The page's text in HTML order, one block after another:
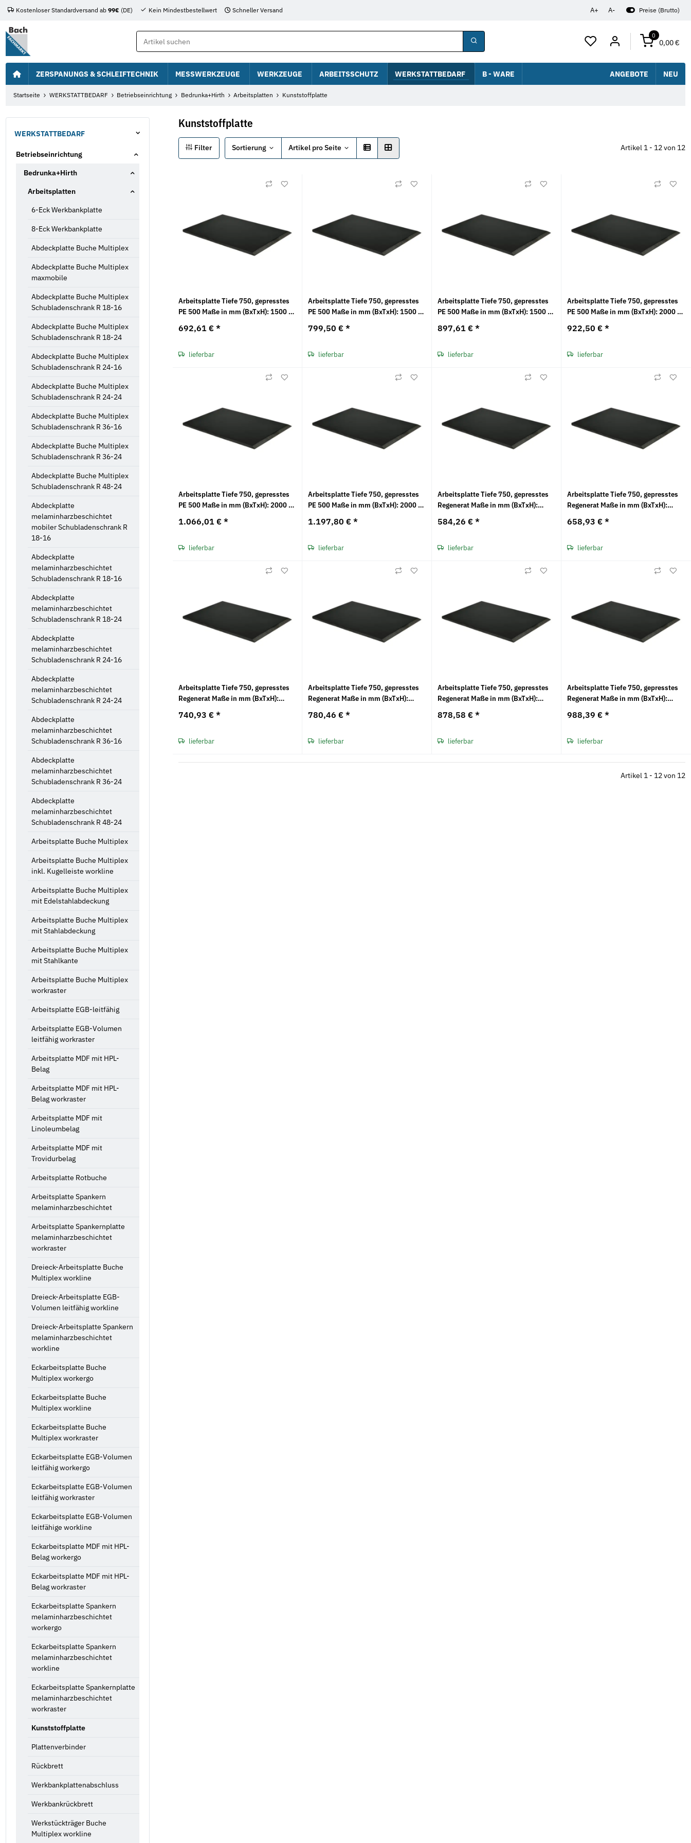
A+ A- Preise (Brutto)
Kostenloser Standardversand ab 99€ (DE) Kein Mindestbestellwert Schneller Versand
0
0,00 €
ZERSPANUNGS & SCHLEIFTECHNIK MESSWERKZEUGE WERKZEUGE ARBEITSSCHUTZ WERKSTATTBEDARF B - WARE ANGEBOTE NEU
Startseite WERKSTATTBEDARF Betriebseinrichtung Bedrunka+Hirth Arbeitsplatten Kunststoffplatte
Kunststoffplatte
Filter Sortierung Artikel pro Seite Artikel 1 - 12 von 12
Arbeitsplatte Tiefe 750, gepresstes
PE 500 Maße in mm (BxTxH): 1500 x
692,61 €*
lieferbar
Arbeitsplatte Tiefe 750, gepresstes
PE 500 Maße in mm (BxTxH): 1500 x
799,50 €*
lieferbar
Arbeitsplatte Tiefe 750, gepresstes
PE 500 Maße in mm (BxTxH): 1500 x
897,61 €*
lieferbar
Arbeitsplatte Tiefe 750, gepresstes
PE 500 Maße in mm (BxTxH): 2000 x
922,50 €*
lieferbar
Arbeitsplatte Tiefe 750, gepresstes
PE 500 Maße in mm (BxTxH): 2000 x
1.066,01 €*
lieferbar
Arbeitsplatte Tiefe 750, gepresstes
PE 500 Maße in mm (BxTxH): 2000 x
1.197,80 €*
lieferbar
Arbeitsplatte Tiefe 750, gepresstes
Regenerat Maße in mm (BxTxH):
584,26 €*
lieferbar
Arbeitsplatte Tiefe 750, gepresstes
Regenerat Maße in mm (BxTxH):
658,93 €*
lieferbar
Arbeitsplatte Tiefe 750, gepresstes
Regenerat Maße in mm (BxTxH):
740,93 €*
lieferbar
Arbeitsplatte Tiefe 750, gepresstes
Regenerat Maße in mm (BxTxH):
780,46 €*
lieferbar
Arbeitsplatte Tiefe 750, gepresstes
Regenerat Maße in mm (BxTxH):
878,58 €*
lieferbar
Arbeitsplatte Tiefe 750, gepresstes
Regenerat Maße in mm (BxTxH):
988,39 €*
lieferbar
Artikel 1 - 12 von 12
WERKSTATTBEDARF
Betriebseinrichtung
Bedrunka+Hirth
Arbeitsplatten
6-Eck Werkbankplatte
8-Eck Werkbankplatte
Abdeckplatte Buche Multiplex
Abdeckplatte Buche Multiplex
maxmobile
Abdeckplatte Buche Multiplex
Schubladenschrank R 18-16
Abdeckplatte Buche Multiplex
Schubladenschrank R 18-24
Abdeckplatte Buche Multiplex
Schubladenschrank R 24-16
Abdeckplatte Buche Multiplex
Schubladenschrank R 24-24
Abdeckplatte Buche Multiplex
Schubladenschrank R 36-16
Abdeckplatte Buche Multiplex
Schubladenschrank R 36-24
Abdeckplatte Buche Multiplex
Schubladenschrank R 48-24
Abdeckplatte
melaminharzbeschichtet
mobiler Schubladenschrank R
18-16
Abdeckplatte
melaminharzbeschichtet
Schubladenschrank R 18-16
Abdeckplatte
melaminharzbeschichtet
Schubladenschrank R 18-24
Abdeckplatte
melaminharzbeschichtet
Schubladenschrank R 24-16
Abdeckplatte
melaminharzbeschichtet
Schubladenschrank R 24-24
Abdeckplatte
melaminharzbeschichtet
Schubladenschrank R 36-16
Abdeckplatte
melaminharzbeschichtet
Schubladenschrank R 36-24
Abdeckplatte
melaminharzbeschichtet
Schubladenschrank R 48-24
Arbeitsplatte Buche Multiplex
Arbeitsplatte Buche Multiplex
inkl. Kugelleiste workline
Arbeitsplatte Buche Multiplex
mit Edelstahlabdeckung
Arbeitsplatte Buche Multiplex
mit Stahlabdeckung
Arbeitsplatte Buche Multiplex
mit Stahlkante
Arbeitsplatte Buche Multiplex
workraster
Arbeitsplatte EGB-leitfähig
Arbeitsplatte EGB-Volumen
leitfähig workraster
Arbeitsplatte MDF mit HPL-
Belag
Arbeitsplatte MDF mit HPL-
Belag workraster
Arbeitsplatte MDF mit
Linoleumbelag
Arbeitsplatte MDF mit
Trovidurbelag
Arbeitsplatte Rotbuche
Arbeitsplatte Spankern
melaminharzbeschichtet
Arbeitsplatte Spankernplatte
melaminharzbeschichtet
workraster
Dreieck-Arbeitsplatte Buche
Multiplex workline
Dreieck-Arbeitsplatte EGB-
Volumen leitfähig workline
Dreieck-Arbeitsplatte Spankern
melaminharzbeschichtet
workline
Eckarbeitsplatte Buche
Multiplex workergo
Eckarbeitsplatte Buche
Multiplex workline
Eckarbeitsplatte Buche
Multiplex workraster
Eckarbeitsplatte EGB-Volumen
leitfähig workergo
Eckarbeitsplatte EGB-Volumen
leitfähig workraster
Eckarbeitsplatte EGB-Volumen
leitfähige workline
Eckarbeitsplatte MDF mit HPL-
Belag workergo
Eckarbeitsplatte MDF mit HPL-
Belag workraster
Eckarbeitsplatte Spankern
melaminharzbeschichtet
workergo
Eckarbeitsplatte Spankern
melaminharzbeschichtet
workline
Eckarbeitsplatte Spankernplatte
melaminharzbeschichtet
workraster
Kunststoffplatte
Plattenverbinder
Rückbrett
Werkbankplattenabschluss
Werkbankrückbrett
Werkstückträger Buche
Multiplex workline